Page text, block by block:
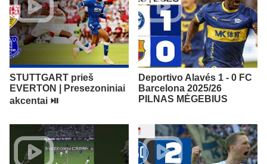
STUTTGART prieš
EVERTON | Presezoniniai
akcentai ⏯️
Deportivo Alavés 1 - 0 FC
Barcelona 2025/26
PILNAS MĖGEBIUS